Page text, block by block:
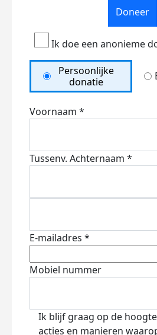
Doneer
Ik doe een anonieme
Persoonlijke
donatie
Voornaam *
Tussenv. Achternaam *
E-mailadres *
Mobiel nummer
Ik blijf graag op de
acties en manieren